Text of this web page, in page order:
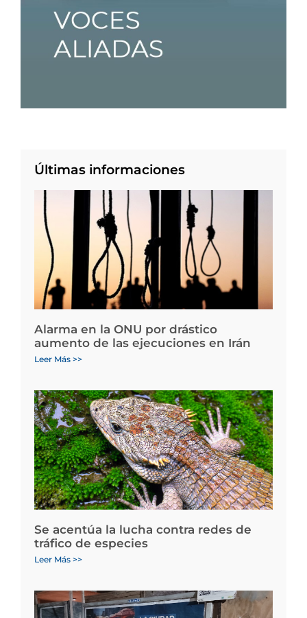
Últimas informaciones
Alarma en la ONU por drástico
aumento de las ejecuciones en Irán
Leer Más >>
Se acentúa la lucha contra redes de
tráfico de especies
Leer Más >>